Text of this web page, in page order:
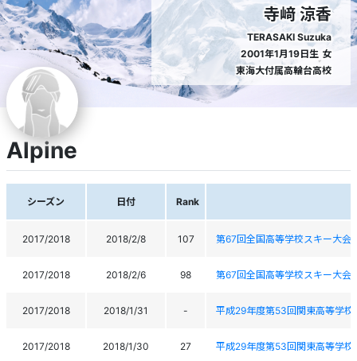
寺﨑 涼香
TERASAKI Suzuka
2001年1月19日生 女
東海大付属高輪台高校
Alpine
シーズン 日付 Rank
2017/2018 2018/2/8 107 第67回全国高等学校スキー大会
2017/2018 2018/2/6 98 第67回全国高等学校スキー大会
2017/2018 2018/1/31 - 平成29年度第53回関東高等学校
2017/2018 2018/1/30 27 平成29年度第53回関東高等学校